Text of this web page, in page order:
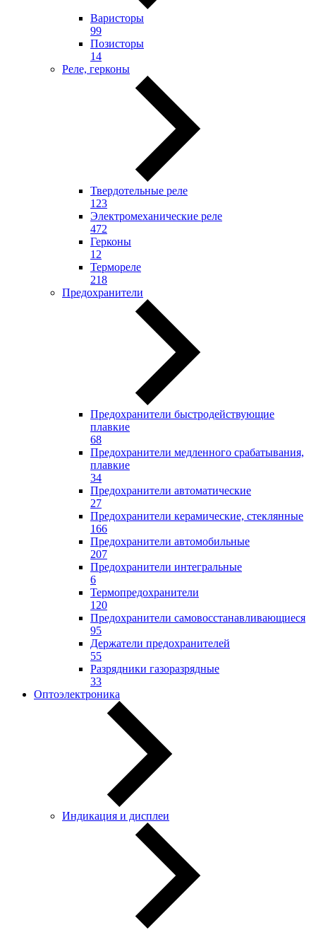
Варисторы
99
Позисторы
14
Реле, герконы
Твердотельные реле
123
Электромеханические реле
472
Герконы
12
Термореле
218
Предохранители
Предохранители быстродействующие
плавкие
68
Предохранители медленного срабатывания,
плавкие
34
Предохранители автоматические
27
Предохранители керамические, стеклянные
166
Предохранители автомобильные
207
Предохранители интегральные
6
Термопредохранители
120
Предохранители самовосстанавливающиеся
95
Держатели предохранителей
55
Разрядники газоразрядные
33
Оптоэлектроника
Индикация и дисплеи